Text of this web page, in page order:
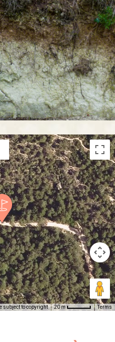
subject to copyright 20 m Terms